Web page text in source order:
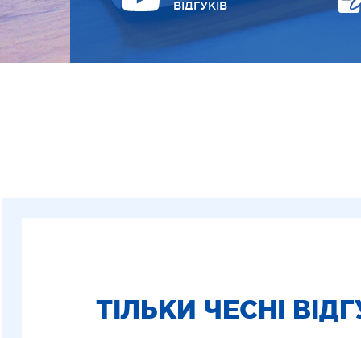
ВІДГУКІВ
ТІЛЬКИ ЧЕСНІ